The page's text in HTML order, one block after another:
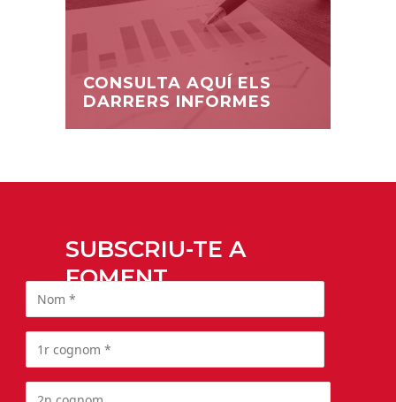
CONSULTA AQUÍ ELS
DARRERS INFORMES
SUBSCRIU-TE A
FOMENT